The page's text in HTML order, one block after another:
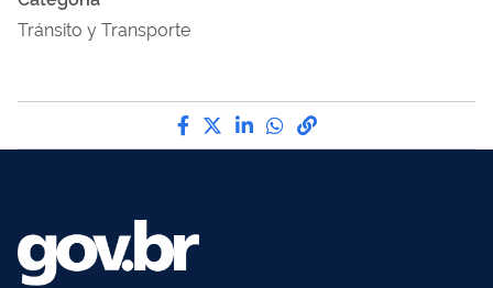
Tránsito y Transporte
Compártelo por Facebook
Compártelo por Twitter
Compártelo por LinkedIn
Compártelo por
Enlace para Copy